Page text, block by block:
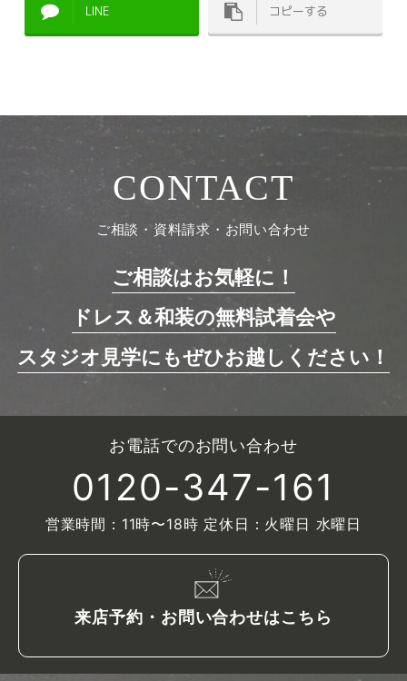
LINE コピーする
CONTACT
ご相談・資料請求・お問い合わせ
ご相談はお気軽に！
ドレス＆和装の無料試着会や
スタジオ見学にもぜひお越しください！
お電話でのお問い合わせ
0120-347-161
営業時間：11時〜18時 定休日：火曜日 水曜日
来店予約・お問い合わせはこちら